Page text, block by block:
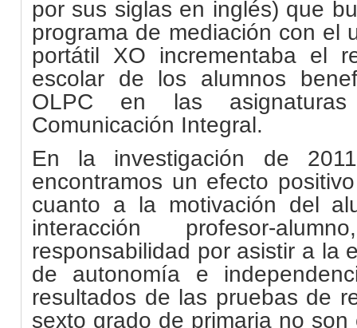
por sus siglas en inglés) que
programa de mediación con el
portátil XO incrementaba el
escolar de los alumnos
OLPC en las
Comunicación Integral.
En la investigación de
encontramos un efecto
cuanto a la motivación del
interacción profesor-
responsabilidad por asistir a la
de autonomía e
resultados de las pruebas de
sexto grado de primaria no